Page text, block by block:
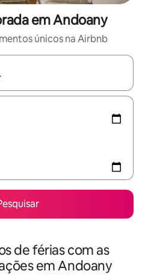
em Andoany
únicos na Airbnb
disponíveis, navegue com
de férias com as
em Andoany